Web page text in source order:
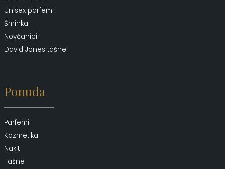
Unisex parfemi
Šminka
Novčanici
David Jones tašne
Ponuda
Parfemi
Kozmetika
Nakit
Tašne